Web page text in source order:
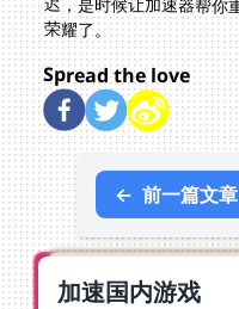
荣耀了。
Spread the love
← 前一篇文章
加速国内游戏